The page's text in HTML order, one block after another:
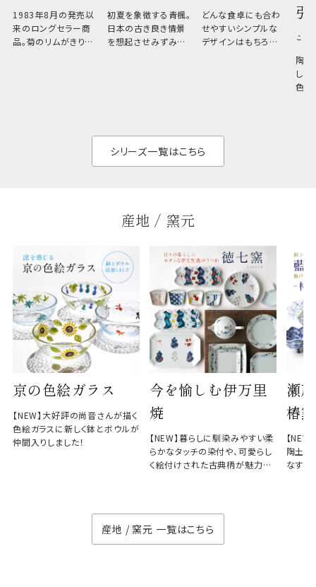
1983年8月の発売以
来のロングセラー商
品。菊のリムがきりっ
初夏を象徴する青楓。
日本の古き良き情景
を想起させみずみず
どんな食卓にも合わ
せやすいシンプルな
デザインはもちろん、
こひ
陶器
しい
色の
シリーズ一覧はこちら
産地 / 窯元
京の色絵ガラス
【NEW】大好評の尚音さんが描く
色絵ガラスに新しく鉢とボウルが
仲間入りしました！
今を愉しむ伊万里
焼
【NEW】暮らしに馴染みやすい柔
らかなタッチの染付や、可愛らし
く絵付けされた古典柄が魅力の
瀬
椿窯
【
陶土と
なす、
産地 / 窯元 一覧はこちら